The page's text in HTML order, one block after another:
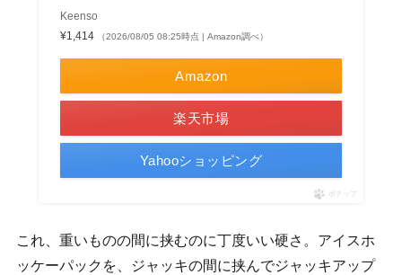
Keenso
¥1,414
（2026/08/05 08:25時点 | Amazon調べ）
Amazon
楽天市場
Yahooショッピング
ポチップ
これ、重いものの間に挟むのに丁度いい硬さ。アイスホ
ッケーパックを、ジャッキの間に挟んでジャッキアップ